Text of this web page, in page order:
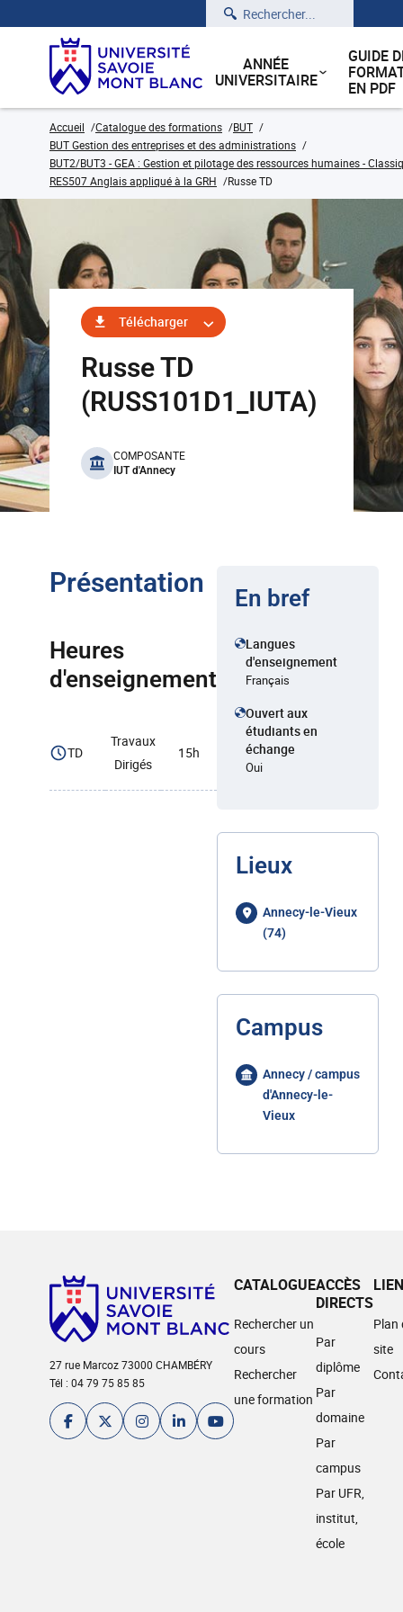
Rechercher
ANNÉE
UNIVERSITAIRE
GUIDE
EN PDF
Accueil Catalogue des formations
BUT
BUT Gestion des entreprises et des administrations
BUT2/BUT3 - GEA : Gestion et pilotage des ressources humaines -
RES507 Anglais appliqué à la GRH
Russe TD
Télécharger
Russe TD
(RUSS101D1_IUTA)
benefits
COMPOSANTE
IUT d'Annecy
Présentation
Heures
d'enseignement
TD
Travaux
Dirigés
15h
En bref
Langues
d'enseignement
Français
Ouvert aux
étudiants en
échange
Oui
Lieux
Annecy-le-Vieux
(74)
Campus
Annecy / campus
d'Annecy-le-
Vieux
27 rue Marcoz 73000 CHAMBÉRY
Tél : 04 79 75 85 85
CATALOGUE
Rechercher un
cours
Rechercher
une formation
ACCÈS
DIRECTS
Par
diplôme
Par
domaine
Par
campus
Par UFR,
institut,
école
Plan
site